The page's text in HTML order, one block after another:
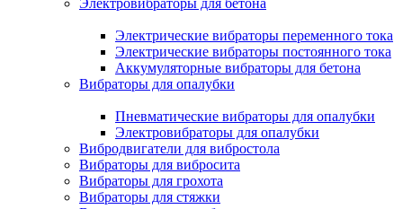
Электровибраторы для бетона
Электрические вибраторы переменного тока
Электрические вибраторы постоянного тока
Аккумуляторные вибраторы для бетона
Вибраторы для опалубки
Пневматические вибраторы для опалубки
Электровибраторы для опалубки
Вибродвигатели для вибростола
Вибраторы для вибросита
Вибраторы для грохота
Вибраторы для стяжки